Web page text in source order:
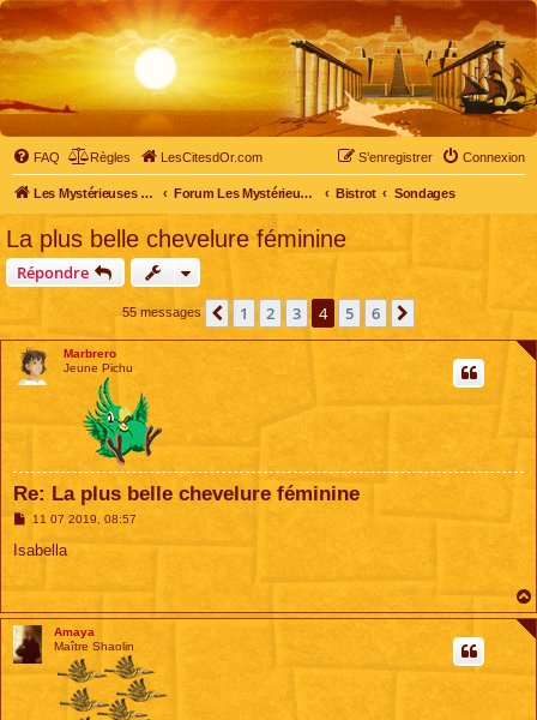
FAQ Règles LesCitesdOr.com Connexion
S’enregistrer
Les Mystérieuses Cités d'Or - LesCitesdOr.com Forum Les Mystérieuses Cités d'Or Bistrot Sondages
La plus belle chevelure féminine
Répondre
55 messages Précédente
1 2 3 4 5 6
Marbrero
Jeune Pichu
Re: La plus belle chevelure féminine
M
s
11 07 2019, 08:57
Isabella
Amaya
Maître Shaolin